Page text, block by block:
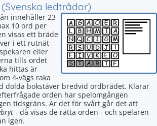
ledtrådar)
innehåller 23
10 ord per
visas ett bräde
i ett rutnät
eller
tills ordet
hittas är
4-vägs raka
dolda bokstäver bredvid ordbrädet. Klarar
orden har spelomgången
tidsgräns. Är det för svårt går det att
- då visas de rätta orden - och spelaren
igen.